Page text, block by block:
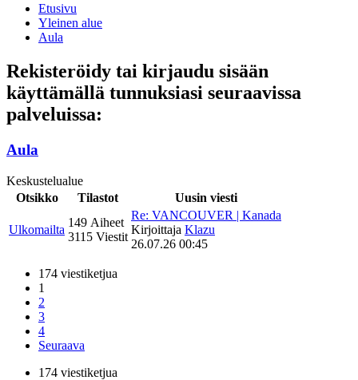
Etusivu
Yleinen alue
Aula
Rekisteröidy tai kirjaudu sisään
käyttämällä tunnuksiasi seuraavissa
palveluissa:
Aula
Keskustelualue
Otsikko
Tilastot Uusin viesti
Ulkomailta
149 Aiheet
3115 Viestit
Re: VANCOUVER | Kanada
Kirjoittaja Klazu
26.07.26 00:45
174 viestiketjua
1
2
3
4
Seuraava
174 viestiketjua